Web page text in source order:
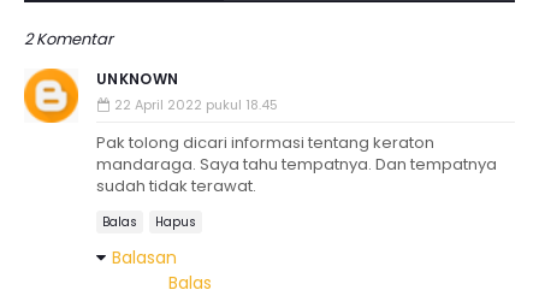
2 Komentar
UNKNOWN
22 April 2022 pukul 18.45
Pak tolong dicari informasi tentang keraton
mandaraga. Saya tahu tempatnya. Dan tempatnya
sudah tidak terawat.
Balas Hapus
Balasan
Balas